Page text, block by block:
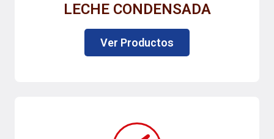
LECHE CONDENSADA
Ver Productos